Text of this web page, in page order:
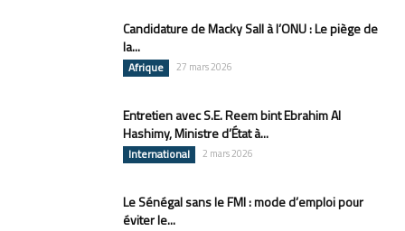
Candidature de Macky Sall à l’ONU : Le piège de
la...
Afrique 27 mars 2026
Entretien avec S.E. Reem bint Ebrahim Al
Hashimy, Ministre d’État à...
International 2 mars 2026
Le Sénégal sans le FMI : mode d’emploi pour
éviter le...